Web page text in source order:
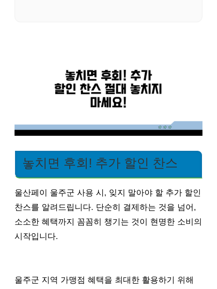
놓치면 후회! 추가 할인 찬스
울산페이 울주군 사용 시, 잊지 말아야 할 추가 할인
찬스를 알려드립니다. 단순히 결제하는 것을 넘어,
소소한 혜택까지 꼼꼼히 챙기는 것이 현명한 소비의
시작입니다.
울주군 지역 가맹점 혜택을 최대한 활용하기 위해